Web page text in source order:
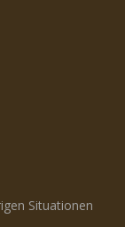
Situationen